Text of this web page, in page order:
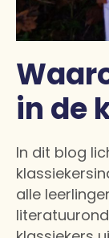
in de
In dit blog
alle